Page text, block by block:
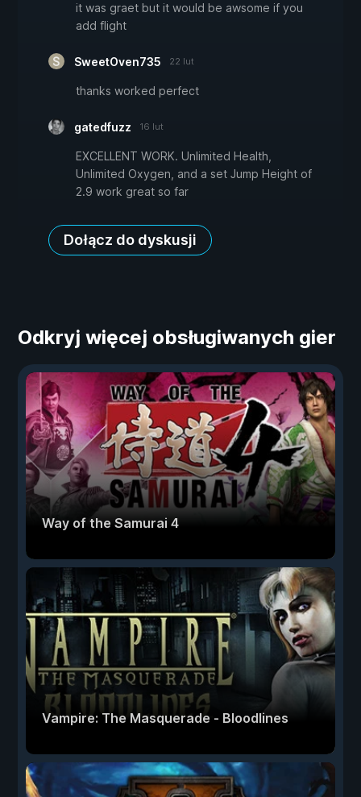
it was graet but it would be awsome if you
add flight
SweetOven735 22 lut
thanks worked perfect
gatedfuzz 16 lut
EXCELLENT WORK. Unlimited Health,
Unlimited Oxygen, and a set Jump Height of
2.9 work great so far
Dołącz do dyskusji
Odkryj więcej obsługiwanych gier
Way of the Samurai 4
Vampire: The Masquerade - Bloodlines